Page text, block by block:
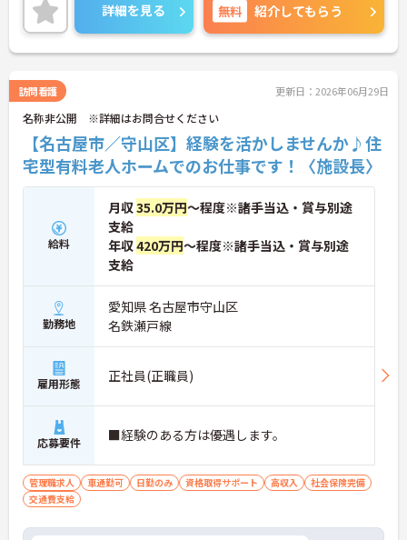
詳細を見る 無料 紹介してもらう
訪問看護 更新日：2026年06月29日
名称非公開 ※詳細はお問合せください
【名古屋市／守山区】経験を活かしませんか♪住
宅型有料老人ホームでのお仕事です！〈施設長〉
給料
月収35.0万円～程度※諸手当込・賞与別途
支給
年収420万円～程度※諸手当込・賞与別途
支給
勤務地
愛知県 名古屋市守山区
名鉄瀬戸線
雇用形態 正社員(正職員)
応募要件 ■経験のある方は優遇します。
管理職求人 車通勤可 日勤のみ 資格取得サポート 高収入
社会保険完備
交通費支給